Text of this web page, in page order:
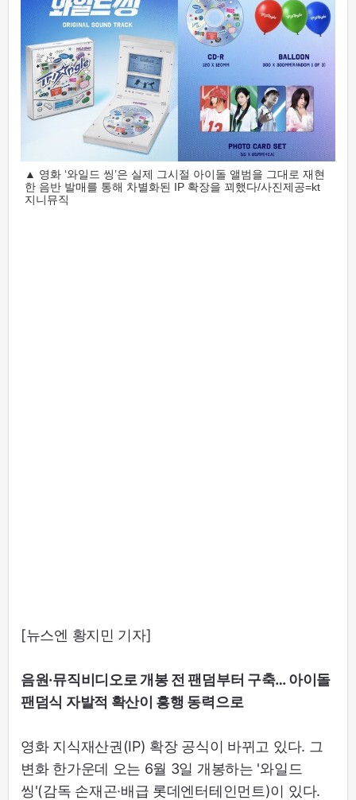
▲ 영화 ‘와일드 씽’은 실제 그시절 아이돌 앨범을 그대로 재현
한 음반 발매를 통해 차별화된 IP 확장을 꾀했다/사진제공=kt
지니뮤직
[뉴스엔 황지민 기자]
음원·뮤직비디오로 개봉 전 팬덤부터 구축… 아이돌
팬덤식 자발적 확산이 흥행 동력으로
영화 지식재산권(IP) 확장 공식이 바뀌고 있다. 그
변화 한가운데 오는 6월 3일 개봉하는 '와일드
씽'(감독 손재곤·배급 롯데엔터테인먼트)이 있다.